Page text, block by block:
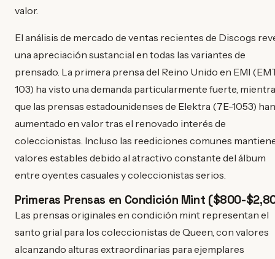
valor.
El análisis de mercado de ventas recientes de Discogs
una apreciación sustancial en todas las variantes de
prensado. La primera prensa del Reino Unido en EMI
103) ha visto una demanda particularmente fuerte,
que las prensas estadounidenses de Elektra (7E-1053) han
aumentado en valor tras el renovado interés de
coleccionistas. Incluso las reediciones comunes
valores estables debido al atractivo constante del álbum
entre oyentes casuales y coleccionistas serios.
Primeras Prensas en Condición Mint ($800-
Las prensas originales en condición mint representan el
santo grial para los coleccionistas de Queen, con valores
alcanzando alturas extraordinarias para ejemplares